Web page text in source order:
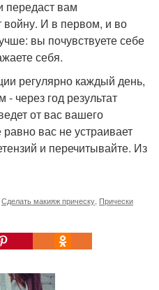
передаст вам
войну. И в первом, и во
вы почувствуете себе
себя.
регулярно каждый день,
через год результат
от вас вашего
вас не устраивает
и перечитывайте. Из
Сделать макияж прическу Прически